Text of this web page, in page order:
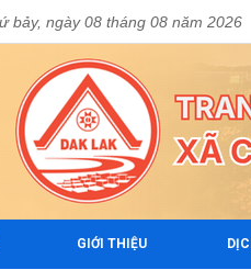
bảy, ngày 08 tháng 08 năm 2026
GIỚI THIỆU